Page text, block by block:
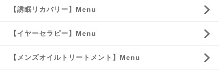
【誘眠リカバリー】Menu
【イヤーセラピー】Menu
【メンズオイルトリートメント】Menu